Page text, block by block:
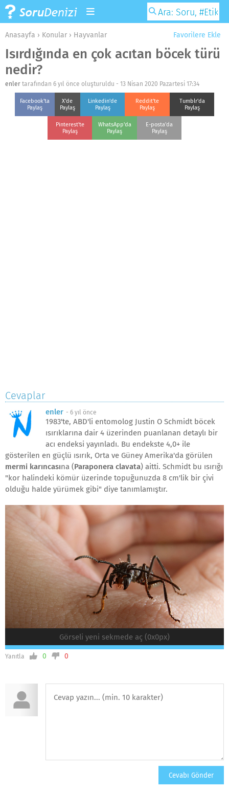
Favorilere Ekle
Anasayfa › Konular › Hayvanlar
Isırdığında en çok acıtan böcek türü
nedir?
enler tarafından 6 yıl önce oluşturuldu - 13 Nisan 2020 Pazartesi 17:34
Facebook'ta
Paylaş
X'de
Paylaş
Linkedin'de
Paylaş
Reddit'te
Paylaş
Tumblr'da
Paylaş
Pinterest'te
Paylaş
WhatsApp'da
Paylaş
E-posta'da
Paylaş
Cevaplar
enler - 6 yıl önce
1983'te, ABD'li entomolog Justin O Schmidt böcek
ısırıklarına dair 4 üzerinden puanlanan detaylı bir
acı endeksi yayınladı. Bu endekste 4,0+ ile
gösterilen en güçlü ısırık, Orta ve Güney Amerika'da görülen
mermi karıncasına (Paraponera clavata) aitti. Schmidt bu ısırığı
"kor halindeki kömür üzerinde topuğunuzda 8 cm'lik bir çivi
olduğu halde yürümek gibi" diye tanımlamıştır.
Görseli yeni sekmede aç (0x0px)
Yanıtla 0 0